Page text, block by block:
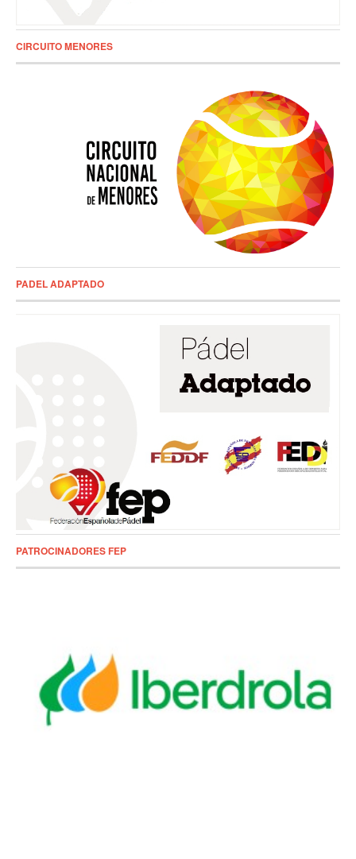
CIRCUITO MENORES
PADEL ADAPTADO
PATROCINADORES FEP